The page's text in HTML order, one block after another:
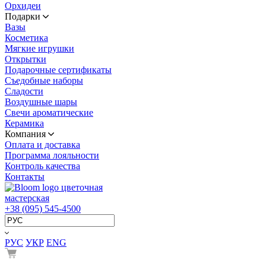
Орхидеи
Подарки
Вазы
Косметика
Мягкие игрушки
Открытки
Подарочные сертификаты
Съедобные наборы
Сладости
Воздушные шары
Свечи ароматические
Керамика
Компания
Оплата и доставка
Программа лояльности
Контроль качества
Контакты
цветочная
мастерская
+38 (095) 545-4500
РУС УКР ENG